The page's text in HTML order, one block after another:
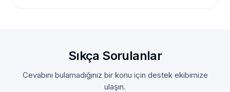
Sıkça Sorulanlar
Cevabını bulamadığınız bir konu için destek ekibimize
ulaşın.